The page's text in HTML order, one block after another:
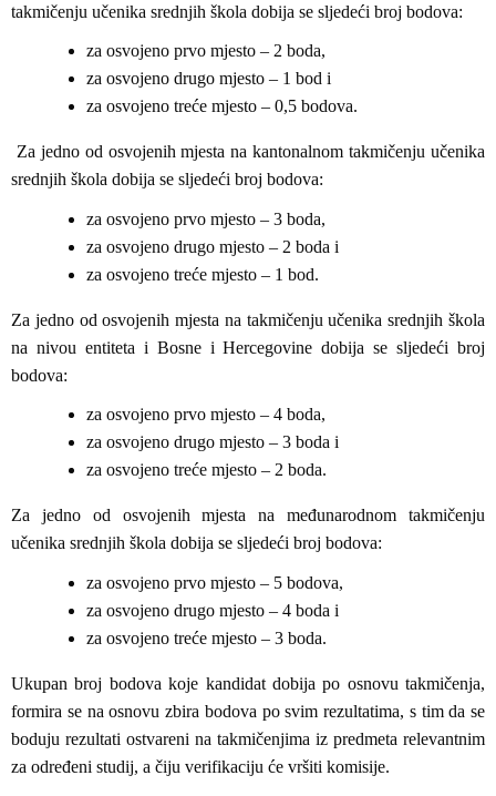
takmičenju učenika srednjih škola dobija se sljedeći broj bodova:
za osvojeno prvo mjesto – 2 boda,
za osvojeno drugo mjesto – 1 bod i
za osvojeno treće mjesto – 0,5 bodova.
Za jedno od osvojenih mjesta na kantonalnom takmičenju učenika
srednjih škola dobija se sljedeći broj bodova:
za osvojeno prvo mjesto – 3 boda,
za osvojeno drugo mjesto – 2 boda i
za osvojeno treće mjesto – 1 bod.
Za jedno od osvojenih mjesta na takmičenju učenika srednjih škola
na nivou entiteta i Bosne i Hercegovine dobija se sljedeći broj
bodova:
za osvojeno prvo mjesto – 4 boda,
za osvojeno drugo mjesto – 3 boda i
za osvojeno treće mjesto – 2 boda.
Za jedno od osvojenih mjesta na međunarodnom takmičenju
učenika srednjih škola dobija se sljedeći broj bodova:
za osvojeno prvo mjesto – 5 bodova,
za osvojeno drugo mjesto – 4 boda i
za osvojeno treće mjesto – 3 boda.
Ukupan broj bodova koje kandidat dobija po osnovu takmičenja,
formira se na osnovu zbira bodova po svim rezultatima, s tim da se
boduju rezultati ostvareni na takmičenjima iz predmeta relevantnim
za određeni studij, a čiju verifikaciju će vršiti komisije.